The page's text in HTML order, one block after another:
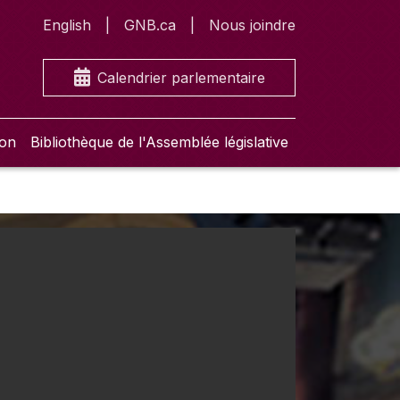
English GNB.ca Nous joindre
Calendrier parlementaire
Bibliothèque de l'Assemblée législative